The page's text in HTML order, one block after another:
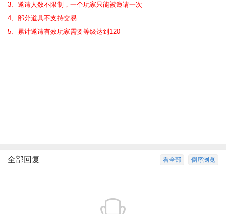
3、邀请人数不限制，一个玩家只能被邀请一次
4、部分道具不支持交易
5、累计邀请有效玩家需要等级达到120
倒序浏览
看全部
全部回复